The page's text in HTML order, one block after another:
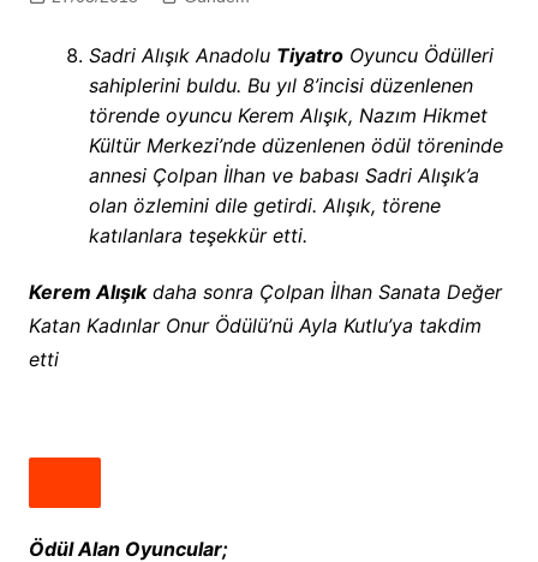
Sadri Alışık Anadolu TiyatroOyuncu Ödülleri
sahiplerini buldu. Bu yıl 8’incisi düzenlenen
törende oyuncu Kerem Alışık, Nazım Hikmet
Kültür Merkezi’nde düzenlenen ödül töreninde
annesi Çolpan İlhan ve babası Sadri Alışık’a
olan özlemini dile getirdi. Alışık, törene
katılanlara teşekkür etti.
Kerem Alışıkdaha sonra Çolpan İlhan Sanata Değer
Katan Kadınlar Onur Ödülü’nü Ayla Kutlu’ya takdim
etti
Ödül Alan Oyuncular;